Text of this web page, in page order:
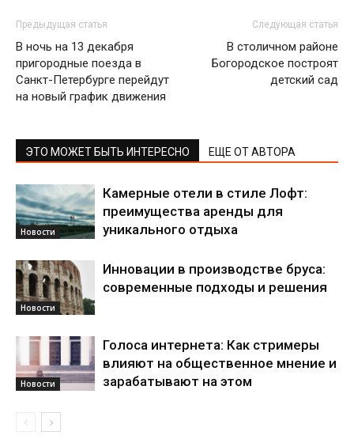
Предыдущая статья
В ночь на 13 декабря
пригородные поезда в
Санкт-Петербурге перейдут
на новый график движения
Следующая статья
В столичном районе
Богородское построят
детский сад
ЭТО МОЖЕТ БЫТЬ ИНТЕРЕСНО ЕЩЕ ОТ АВТОРА
Новости
Камерные отели в стиле Лофт:
преимущества аренды для
уникального отдыха
Новости
Инновации в производстве бруса:
современные подходы и решения
Новости
Голоса интернета: Как стримеры
влияют на общественное мнение и
зарабатывают на этом